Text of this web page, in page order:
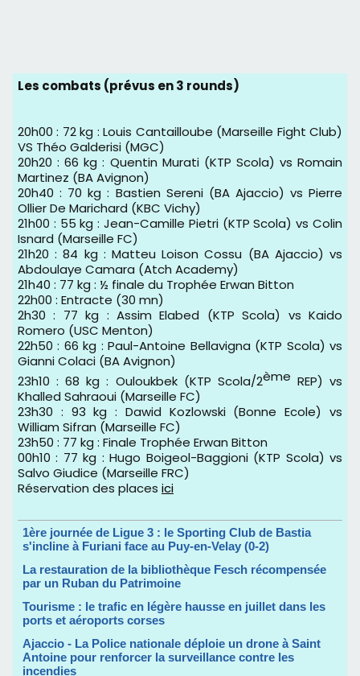
Les combats (prévus en 3 rounds)
20h00 : 72 kg : Louis Cantailloube (Marseille Fight Club)
VS Théo Galderisi (MGC)
20h20 : 66 kg : Quentin Murati (KTP Scola) vs Romain
Martinez (BA Avignon)
20h40 : 70 kg : Bastien Sereni (BA Ajaccio) vs Pierre
Ollier De Marichard (KBC Vichy)
21h00 : 55 kg : Jean-Camille Pietri (KTP Scola) vs Colin
Isnard (Marseille FC)
21h20 : 84 kg : Matteu Loison Cossu (BA Ajaccio) vs
Abdoulaye Camara (Atch Academy)
21h40 : 77 kg : ½ finale du Trophée Erwan Bitton
22h00 : Entracte (30 mn)
2h30 : 77 kg : Assim Elabed (KTP Scola) vs Kaido
Romero (USC Menton)
22h50 : 66 kg : Paul-Antoine Bellavigna (KTP Scola) vs
Gianni Colaci (BA Avignon)
23h10 : 68 kg : Ouloukbek (KTP Scola/2ème REP) vs
Khalled Sahraoui (Marseille FC)
23h30 : 93 kg : Dawid Kozlowski (Bonne Ecole) vs
William Sifran (Marseille FC)
23h50 : 77 kg : Finale Trophée Erwan Bitton
00h10 : 77 kg : Hugo Boigeol-Baggioni (KTP Scola) vs
Salvo Giudice (Marseille FRC)
Réservation des places ici
1ère journée de Ligue 3 : le Sporting Club de Bastia
s'incline à Furiani face au Puy-en-Velay (0-2)
La restauration de la bibliothèque Fesch récompensée
par un Ruban du Patrimoine
Tourisme : le trafic en légère hausse en juillet dans les
ports et aéroports corses
Ajaccio - La Police nationale déploie un drone à Saint
Antoine pour renforcer la surveillance contre les
incendies